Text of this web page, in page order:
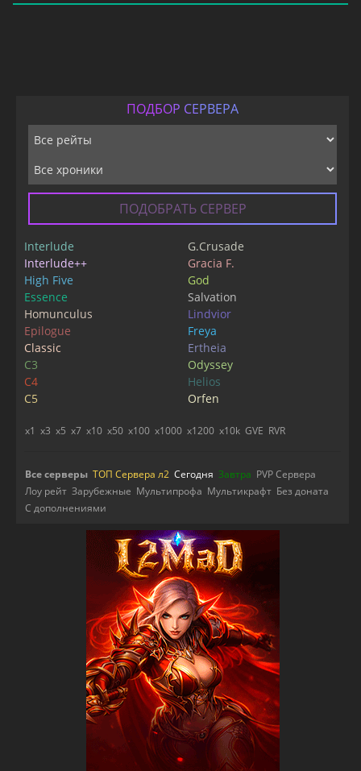
ПОДБОР СЕРВЕРА
ПОДОБРАТЬ СЕРВЕР
Interlude
Interlude++
High Five
Essence
Homunculus
Epilogue
Classic
C3
C4
C5
G.Crusade
Gracia F.
God
Salvation
Lindvior
Freya
Ertheia
Odyssey
Helios
Orfen
x1 x3 x5 x7 x10 x50 x100 x1000 x1200 x10k GVE RVR
Все серверы ТОП Сервера л2 Сегодня Завтра PVP Сервера
Лоу рейт Зарубежные Мультипрофа Мультикрафт Без доната
С дополнениями